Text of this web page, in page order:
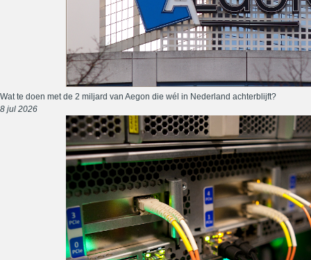
Wat te doen met de 2 miljard van Aegon die wél in Nederland achterblijft?
8 jul 2026